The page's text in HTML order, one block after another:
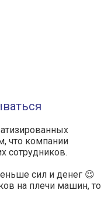
что компании
сотрудников.
сил и денег 😉
на плечи машин, то